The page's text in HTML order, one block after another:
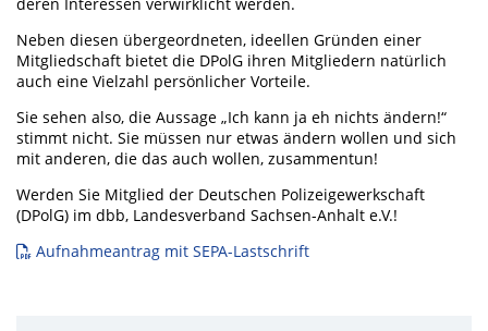
Neben diesen übergeordneten, ideellen Gründen einer
Mitgliedschaft bietet die DPolG ihren Mitgliedern natürlich
auch eine Vielzahl persönlicher Vorteile.
Sie sehen also, die Aussage „Ich kann ja eh nichts ändern!“
stimmt nicht. Sie müssen nur etwas ändern wollen und sich
mit anderen, die das auch wollen, zusammentun!
Werden Sie Mitglied der Deutschen Polizeigewerkschaft
(DPolG) im dbb, Landesverband Sachsen-Anhalt e.V.!
Aufnahmeantrag mit SEPA-Lastschrift